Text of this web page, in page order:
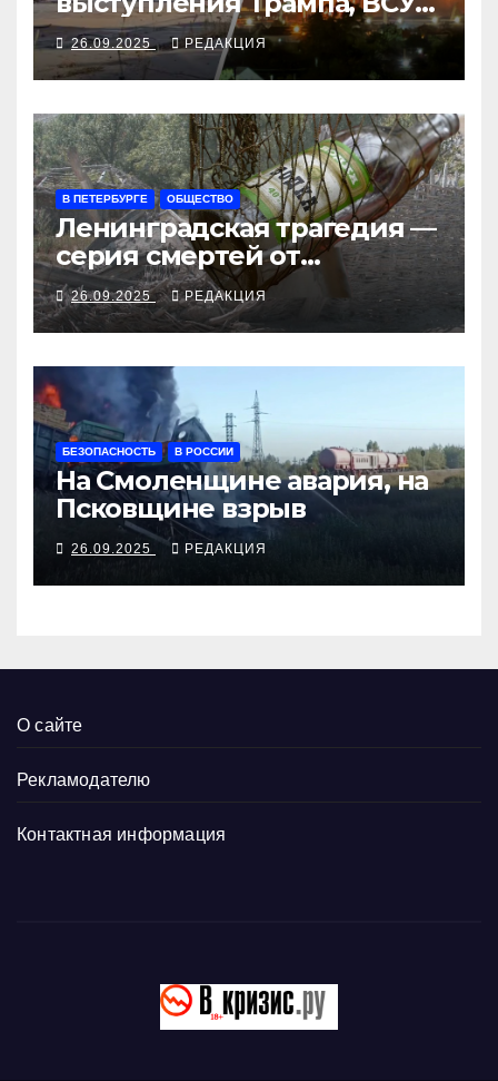
закрыли Добропольский
рубеж
26.09.2025 РЕДАКЦИЯ
В ПЕТЕРБУРГЕ ОБЩЕСТВО
Ленинградская трагедия —
серия смертей от
алкосуррогата
26.09.2025 РЕДАКЦИЯ
БЕЗОПАСНОСТЬ В РОССИИ
На Смоленщине авария, на
Псковщине взрыв
26.09.2025 РЕДАКЦИЯ
О сайте
Рекламодателю
Контактная информация